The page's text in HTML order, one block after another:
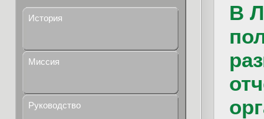
История
Миссия
Руководство
В